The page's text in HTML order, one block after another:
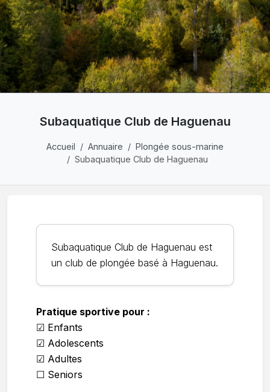
Subaquatique Club de Haguenau
Accueil Annuaire
Plongée sous-marine
Subaquatique Club de Haguenau
Subaquatique Club de Haguenau est
un club de plongée basé à Haguenau.
Pratique sportive pour :
☑ Enfants
☑ Adolescents
☑ Adultes
☐ Seniors